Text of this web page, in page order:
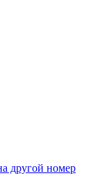
другой номер